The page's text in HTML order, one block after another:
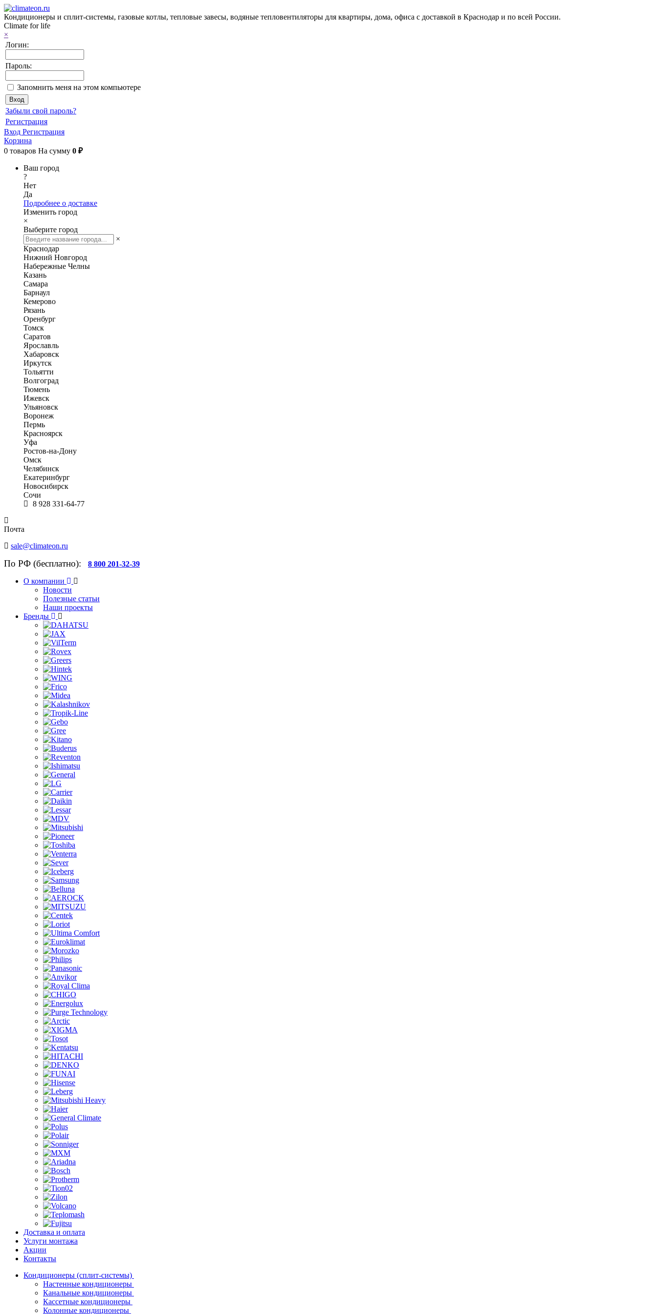
Кондиционеры и сплит-системы, газовые котлы, тепловые завесы, водяные тепловентиляторы для квартиры, дома, офиса с доставкой в Краснодар и по всей России.
Climate for life
×
Логин:
Пароль:
Запомнить меня на этом компьютере
Забыли свой пароль?
Регистрация
Вход Регистрация
Корзина
0 товаров На сумму 0 ₽
Ваш город
?
Нет
Да
Подробнее о доставке
Изменить город
×
Выберите город
×
Краснодар
Нижний Новгород
Набережные Челны
Казань
Самара
Барнаул
Кемерово
Рязань
Оренбург
Томск
Саратов
Ярославль
Хабаровск
Иркутск
Тольятти
Волгоград
Тюмень
Ижевск
Ульяновск
Воронеж
Пермь
Красноярск
Уфа
Ростов-на-Дону
Омск
Челябинск
Екатеринбург
Новосибирск
Сочи
8 928 331-64-77
Почта
sale@climateon.ru
По РФ (бесплатно): 8 800 201-32-39
О компании
Новости
Полезные статьи
Наши проекты
Бренды
Доставка и оплата
Услуги монтажа
Акции
Контакты
Кондиционеры (сплит-системы)
Настенные кондиционеры
Канальные кондиционеры
Кассетные кондиционеры
Колонные кондиционеры